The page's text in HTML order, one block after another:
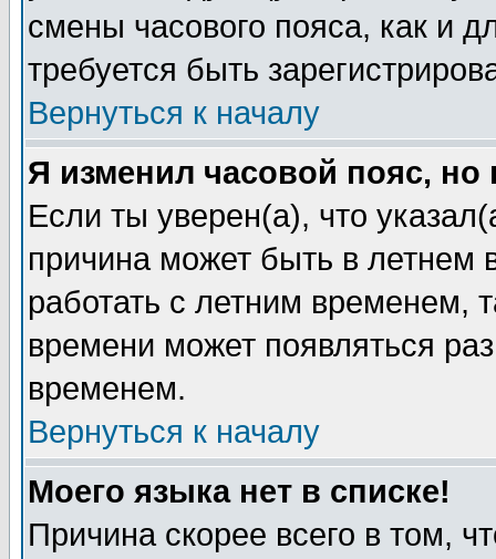
смены часового пояса, как и
требуется быть
Вернуться к началу
Я изменил часовой пояс,
Если ты уверен(а), что
причина может быть в
работать с летним временем,
времени может появляться
временем.
Вернуться к началу
Моего языка нет в списке!
Причина скорее всего в том,